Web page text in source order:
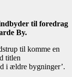
til foredrag
By.
til komme en
titlen
i ældre bygninger’.